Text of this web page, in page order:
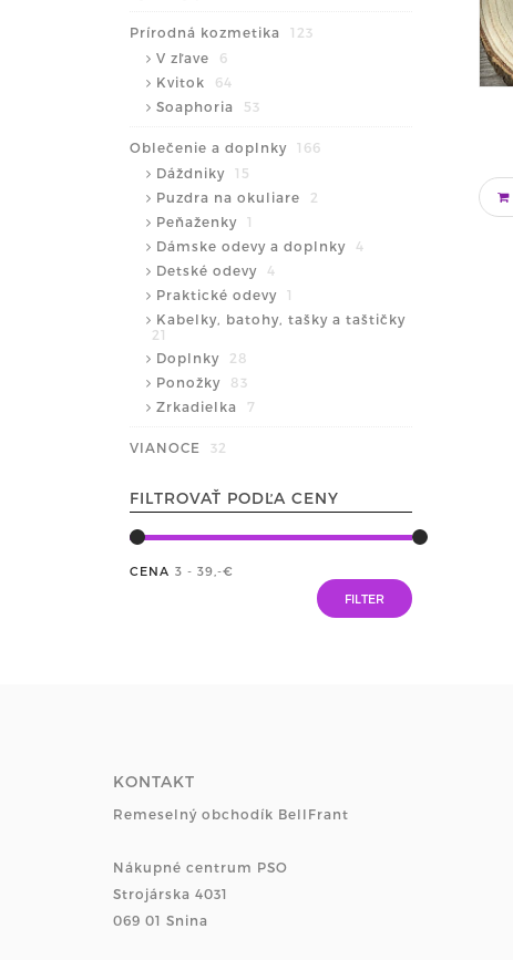
Prírodná kozmetika
123
V zľave
6
Kvitok
64
Soaphoria
53
Oblečenie a doplnky
166
Dáždniky
15
Puzdra na okuliare
2
Peňaženky
1
Dámske odevy a doplnky
4
Detské odevy
4
Praktické odevy
1
Kabelky, batohy, tašky a taštičky
21
Doplnky
28
Ponožky
83
Zrkadielka
7
VIANOCE 32
FILTROVAŤ PODĽA CENY
CENA 3 - 39 ,-€
KONTAKT
Remeselný obchodík BellFrant
Nákupné centrum PSO
Strojárska 4031
069 01 Snina